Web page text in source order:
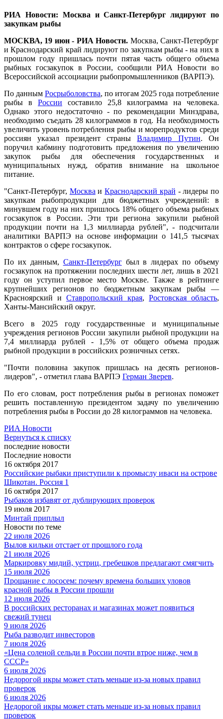
РИА Новости: Москва и Санкт-Петербург лидируют по
закупкам рыбы
МОСКВА, 19 июн - РИА Новости. Москва, Санкт-Петербург
и Краснодарский край лидируют по закупкам рыбы - на них в
прошлом году пришлась почти пятая часть общего объема
рыбных госзакупок в России, сообщили РИА Новости во
Всероссийской ассоциации рыбопромышленников (ВАРПЭ).
По данным Росрыболовства, по итогам 2025 года потребление
рыбы в России составило 25,8 килограмма на человека.
Однако этого недостаточно - по рекомендации Минздрава,
необходимо съедать 28 килограммов в год. На необходимость
увеличить уровень потребления рыбы и морепродуктов среди
россиян указал президент страныВладимир Путин. Он
поручил кабмину подготовить предложения по увеличению
закупок рыбы для обеспечения государственных и
муниципальных нужд, обратив внимание на школьное
питание.
"Санкт-Петербург, Москва иКраснодарский край - лидеры по
закупкам рыбопродукции для бюджетных учреждений: в
минувшем году на них пришлось 18% общего объема рыбных
госзакупок в России. Эти три региона закупили рыбной
продукции почти на 1,3 миллиарда рублей", - подсчитали
аналитики ВАРПЭ на основе информации о 141,5 тысячах
контрактов о сфере госзакупок.
По их данным, Санкт-Петербургбыл в лидерах по объему
госзакупок на протяжении последних шести лет, лишь в 2021
году он уступил первое место Москве. Также в рейтинге
крупнейших регионов по бюджетным закупкам рыбы —
Красноярский и Ставропольский края, Ростовская область,
Ханты-Мансийский округ.
Всего в 2025 году государственные и муниципальные
учреждения регионов России закупили рыбной продукции на
7,4 миллиарда рублей - 1,5% от общего объема продаж
рыбной продукции в российских розничных сетях.
"Почти половина закупок пришлась на десять регионов-
лидеров", - отметил глава ВАРПЭ Герман Зверев.
По его словам, рост потребления рыбы в регионах поможет
решить поставленную президентом задачу по увеличению
потребления рыбы в России до 28 килограммов на человека.
РИА Новости
Вернуться к списку
последние новости
Последние новости
16 октября 2017
Российские рыбаки приступили к промыслу иваси на острове
Шикотан. Россия 1
16 октября 2017
Рыбаков избавят от дублирующих проверок
19 июля 2017
Минтай приплыл
Новости по теме
22 июля 2026
Вылов кильки отстает от прошлого года
21 июля 2026
Маркировку мидий, устриц, гребешков предлагают смягчить
15 июля 2026
Прощание с лососем: почему времена больших уловов
красной рыбы в России прошли
12 июля 2026
В российских ресторанах и магазинах может появиться
свежий тунец
9 июля 2026
Рыба разводит инвесторов
7 июля 2026
«Цена соленой сельди в России почти втрое ниже, чем в
СССР»
6 июля 2026
Недорогой икры может стать меньше из-за новых правил
проверок
6 июля 2026
Недорогой икры может стать меньше из-за новых правил
проверок